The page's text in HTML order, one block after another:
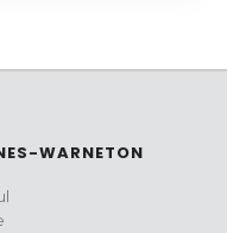
WARNETON